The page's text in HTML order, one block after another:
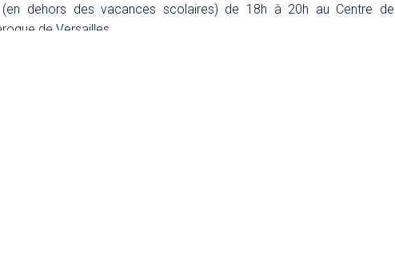
(en dehors des vacances scolaires) de 18h à 20h au Centre de
de Versailles.